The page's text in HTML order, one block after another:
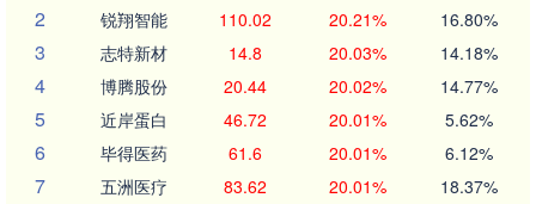
2 锐翔智能 110.02 20.21% 16.80%
3 志特新材 14.8 20.03% 14.18%
4 博腾股份 20.44 20.02% 14.77%
5 近岸蛋白 46.72 20.01% 5.62%
6 毕得医药 61.6 20.01% 6.12%
7 五洲医疗 83.62 20.01% 18.37%